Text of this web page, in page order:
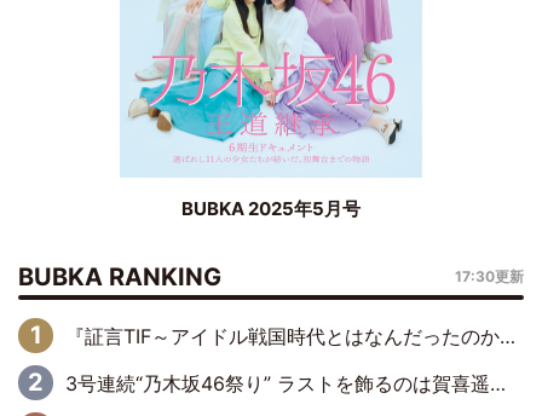
BUBKA 2025年5月号
BUBKA RANKING 17:30更新
『証言TIF～アイドル戦国時代とはなんだったのか～』第6回：でんぱ組.inc・古川未鈴×相沢梨紗「『ハロプロやりたかったな』って言ったら、夢眠ねむさんに『てめえはでんぱ組．incなんだよ！』って肩パンされて(笑)」
3号連続“乃木坂46祭り” ラストを飾るのは賀喜遥香…5年ぶりの登場に「5年分大人になった私を見ていただけたら」